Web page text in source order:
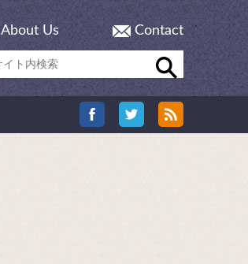
About Us Contact